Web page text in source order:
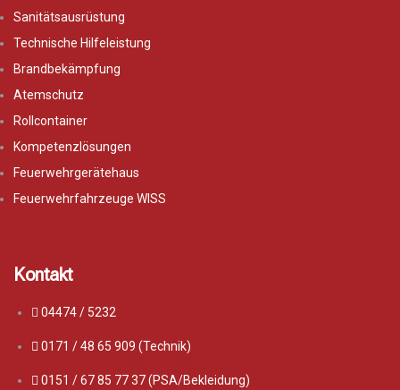
Sanitätsausrüstung
Technische Hilfeleistung
Brandbekämpfung
Atemschutz
Rollcontainer
Kompetenzlösungen
Feuerwehrgerätehaus
Feuerwehrfahrzeuge WISS
Kontakt
04474 / 5232
0171 / 48 65 909 (Technik)
0151 / 67 85 77 37 (PSA/Bekleidung)